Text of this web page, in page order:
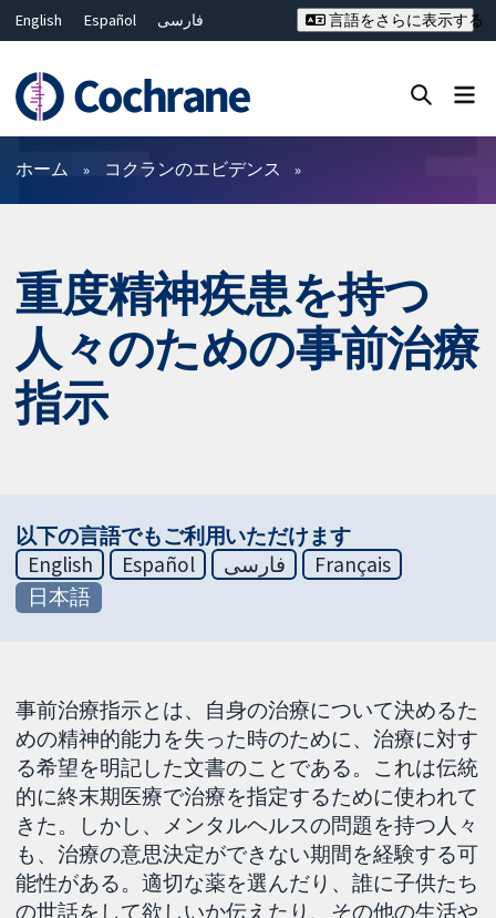
English Español
فارسی
Deutsch
Bahasa Malaysia
ไทย
繁體中文
简体中文
言語をさらに表示する
フィルター
ホーム コクランのエビデンス
重度精神疾患を持つ
人々のための事前治療
指示
以下の言語でもご利用いただけます
English
Español فارسی
Français
日本語
事前治療指示とは、自身の治療について決めるた
めの精神的能力を失った時のために、治療に対す
る希望を明記した文書のことである。これは伝統
的に終末期医療で治療を指定するために使われて
きた。しかし、メンタルヘルスの問題を持つ人々
も、治療の意思決定ができない期間を経験する可
能性がある。適切な薬を選んだり、誰に子供たち
の世話をして欲しいか伝えたり、その他の生活や